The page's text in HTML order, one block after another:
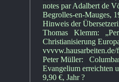
notes par Adalbert de
Begrolles-en-Mauges,
Hinweis der
Thomas Klemm:
Christianisierung
Peter Müller:
Evangelium erreichten
9,90 €, Jahr ?